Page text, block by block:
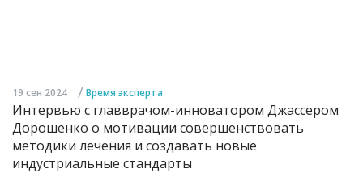
19 сен 2024 / Время эксперта
Интервью с главврачом-инноватором Джассером
Дорошенко о мотивации совершенствовать
методики лечения и создавать новые
индустриальные стандарты